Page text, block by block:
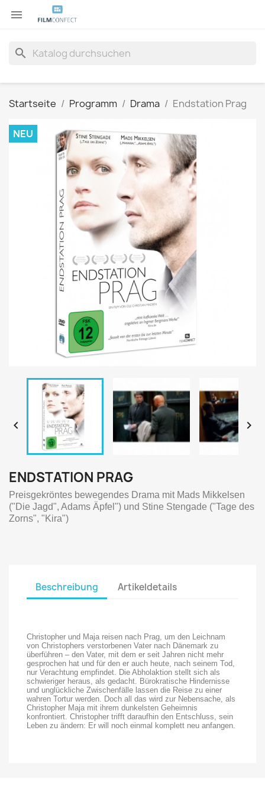

search
Startseite Programm Drama Endstation Prag
NEU
 
ENDSTATION PRAG
Preisgekröntes bewegendes Drama mit Mads Mikkelsen
("Die Jagd", Adams Äpfel") und Stine Stengade ("Tage des
Zorns", "Kira")
Beschreibung Artikeldetails
Christopher und Maja reisen nach Prag, um den Leichnam
von Christophers verstorbenen Vater nach Dänemark zu
überführen – den Vater, mit dem er seit Jahren nicht mehr
gesprochen hat und für den er auch heute, nach seinem Tod,
nur Verachtung empfindet. Die Abholaktion stellt sich als
schwieriger heraus, als gedacht. Bürokratische Hindernisse
und unglückliche Zwischenfälle lassen die Reise zu einer
wahren Tortur werden. Doch all das wird zur Nebensache, als
Christopher Maja mit ihrem dunkelsten Geheimnis
konfrontiert. Christopher trifft daraufhin den Entschluss, sein
Leben zu ändern: Er will noch einmal komplett neu anfangen.